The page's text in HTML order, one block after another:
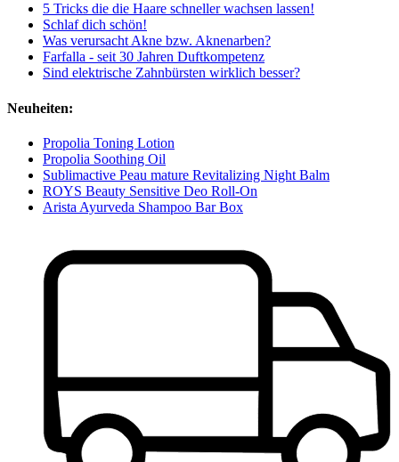
5 Tricks die die Haare schneller wachsen lassen!
Schlaf dich schön!
Was verursacht Akne bzw. Aknenarben?
Farfalla - seit 30 Jahren Duftkompetenz
Sind elektrische Zahnbürsten wirklich besser?
Neuheiten:
Propolia Toning Lotion
Propolia Soothing Oil
Sublimactive Peau mature Revitalizing Night Balm
ROYS Beauty Sensitive Deo Roll-On
Arista Ayurveda Shampoo Bar Box